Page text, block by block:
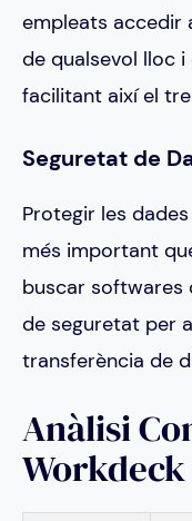
empleats accedir
de qualsevol lloc
facilitant així el
Seguretat de
Protegir les
més important
buscar softwares
de seguretat per
transferència de
Anàlisi